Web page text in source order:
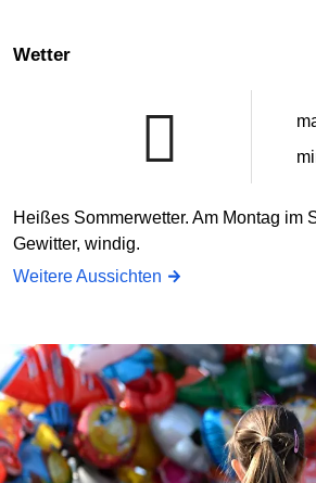
Wetter
Heißes Sommerwetter. Am Montag im
Gewitter, windig.
Weitere Aussichten